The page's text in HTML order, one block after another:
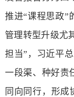
推进“课程思政”
管理转型升级尤
担当”，习近平
一段渠、种好责
同向同行，形成